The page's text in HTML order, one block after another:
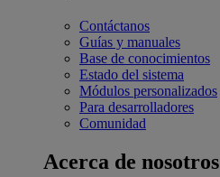
Contáctanos
Guías y manuales
Base de conocimientos
Estado del sistema
Módulos personalizados
Para desarrolladores
Comunidad
Acerca de nosotros